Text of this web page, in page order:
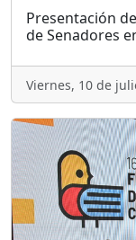
Presentación
de Senadores
Viernes, 10 de